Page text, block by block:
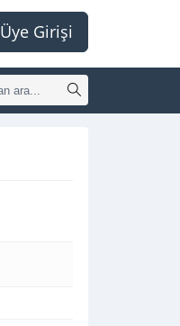
Üye Girişi